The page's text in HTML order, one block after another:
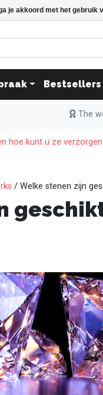
je akkoord met het
Bestsellers
The
hoe kunt u ze verzorgen
/ Welke stenen zijn